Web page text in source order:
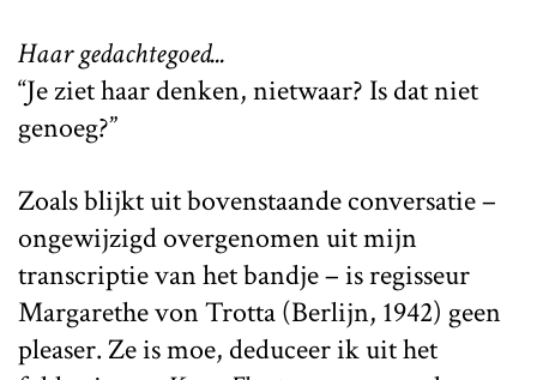
Haar gedachtegoed...
“Je ziet haar denken, nietwaar? Is dat niet
genoeg?”
Zoals blijkt uit bovenstaande conversatie –
ongewijzigd overgenomen uit mijn
transcriptie van het bandje – is regisseur
Margarethe von Trotta (Berlijn, 1942) geen
pleaser. Ze is moe, deduceer ik uit het